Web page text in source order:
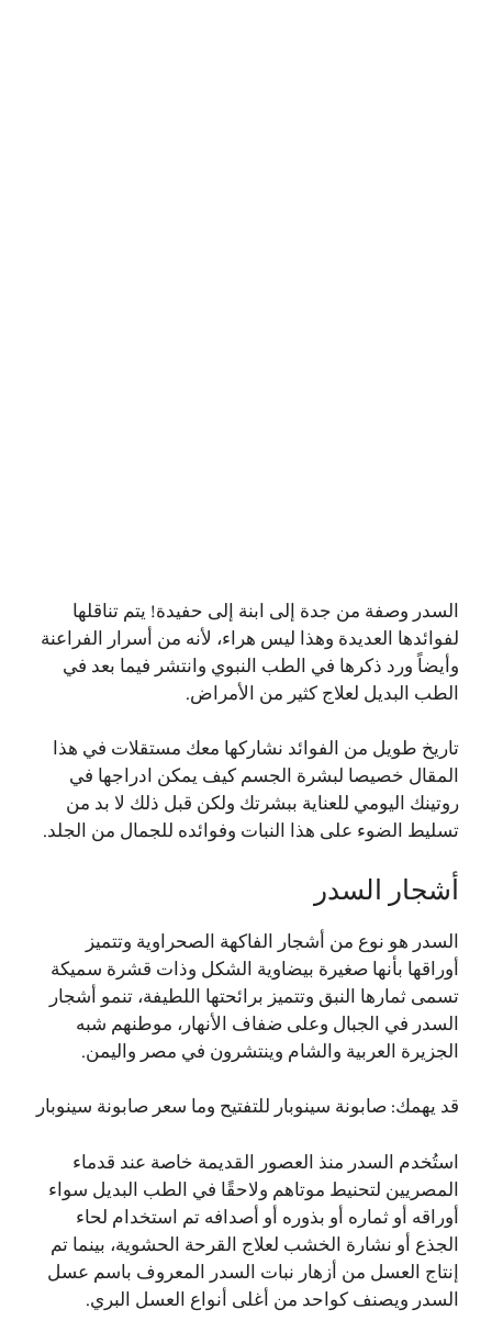
السدر وصفة من جدة إلى ابنة إلى حفيدة! يتم تناقلها
لفوائدها العديدة وهذا ليس هراء، لأنه من أسرار الفراعنة
وأيضاً ورد ذكرها في الطب النبوي وانتشر فيما بعد في
الطب البديل لعلاج كثير من الأمراض.
تاريخ طويل من الفوائد نشاركها معك مستقلات في هذا
المقال خصيصا لبشرة الجسم كيف يمكن ادراجها في
روتينك اليومي للعناية ببشرتك ولكن قبل ذلك لا بد من
تسليط الضوء على هذا النبات وفوائده للجمال من الجلد.
أشجار السدر
السدر هو نوع من أشجار الفاكهة الصحراوية وتتميز
أوراقها بأنها صغيرة بيضاوية الشكل وذات قشرة سميكة
تسمى ثمارها النبق وتتميز برائحتها اللطيفة، تنمو أشجار
السدر في الجبال وعلى ضفاف الأنهار، موطنهم شبه
الجزيرة العربية والشام وينتشرون في مصر واليمن.
قد يهمك: صابونة سينوبار للتفتيح وما سعر صابونة سينوبار
استُخدم السدر منذ العصور القديمة خاصة عند قدماء
المصريين لتحنيط موتاهم ولاحقًا في الطب البديل سواء
أوراقه أو ثماره أو بذوره أو أصدافه تم استخدام لحاء
الجذع أو نشارة الخشب لعلاج القرحة الحشوية، بينما تم
إنتاج العسل من أزهار نبات السدر المعروف باسم عسل
السدر ويصنف كواحد من أغلى أنواع العسل البري.